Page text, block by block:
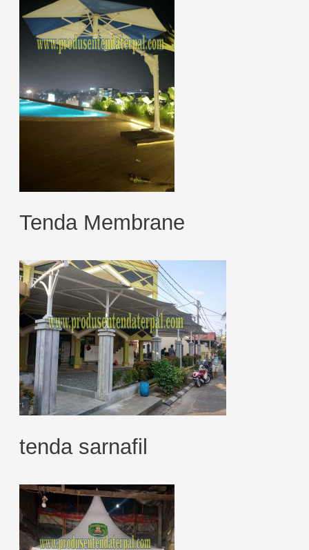
Tenda Membrane
tenda sarnafil